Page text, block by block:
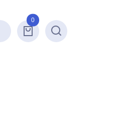
0
Recherche